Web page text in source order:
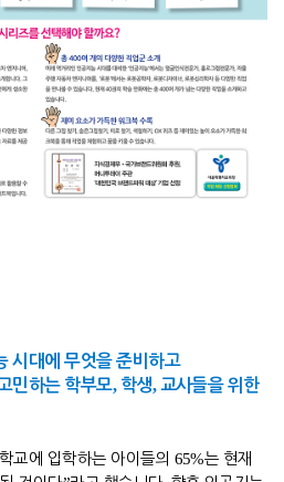
시대에 무엇을 준비하고
민하는 학부모, 학생, 교사들을 위한
교에 입학하는 아이들의 65%는 현재